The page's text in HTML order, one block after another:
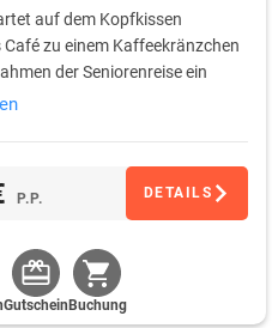
auf dem Kopfkissen
zu einem Kaffeekränzchen
der Seniorenreise ein
Abend lässt sich der Tag
P.P. DETAILS
Gutschein Buchung